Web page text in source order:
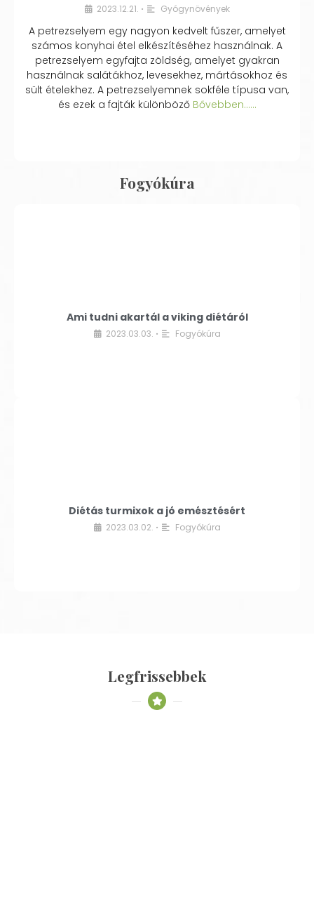
2023.12.21. • Gyógynövények
A petrezselyem egy nagyon kedvelt fűszer, amelyet
számos konyhai étel elkészítéséhez használnak. A
petrezselyem egyfajta zöldség, amelyet gyakran
használnak salátákhoz, levesekhez, mártásokhoz és
sült ételekhez. A petrezselyemnek sokféle típusa van,
és ezek a fajták különbözőBővebben...…
Fogyókúra
Ami tudni akartál a viking diétáról
2023.03.03. • Fogyókúra
Diétás turmixok a jó emésztésért
2023.03.02. • Fogyókúra
Legfrissebbek